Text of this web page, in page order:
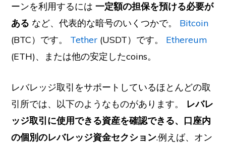
ーンを利用するには一定額の担保を預ける必要が
ある など、代表的な暗号のいくつかで。 Bitcoin
(BTC）です。 Tether (USDT）です。 Ethereum
(ETH)、または他の安定したcoins。
レバレッジ取引をサポートしているほとんどの取
引所では、以下のようなものがあります。
レバレ
ッジ取引に使用できる資産を確認できる、口座内
の個別のレバレッジ資金セクション.例えば、オン